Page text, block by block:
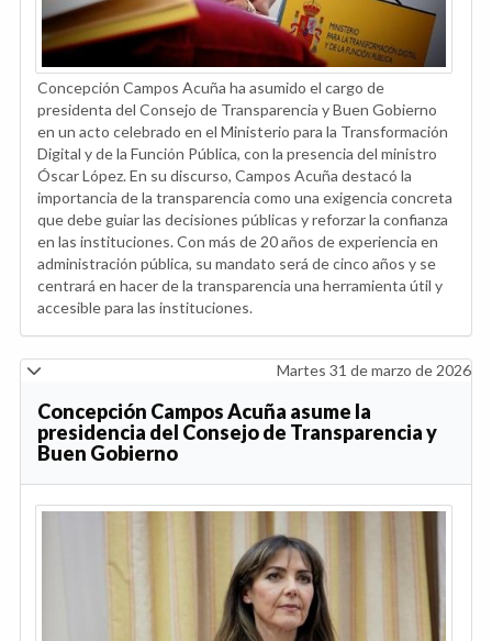
Concepción Campos Acuña ha asumido el cargo de
presidenta del Consejo de Transparencia y Buen Gobierno
en un acto celebrado en el Ministerio para la Transformación
Digital y de la Función Pública, con la presencia del ministro
Óscar López. En su discurso, Campos Acuña destacó la
importancia de la transparencia como una exigencia concreta
que debe guiar las decisiones públicas y reforzar la confianza
en las instituciones. Con más de 20 años de experiencia en
administración pública, su mandato será de cinco años y se
centrará en hacer de la transparencia una herramienta útil y
accesible para las instituciones.
Martes 31 de marzo de 2026
Concepción Campos Acuña asume la
presidencia del Consejo de Transparencia y
Buen Gobierno